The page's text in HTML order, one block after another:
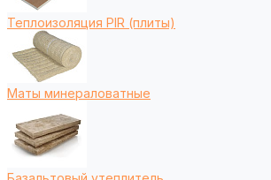
Теплоизоляция PIR (плиты)
Маты минераловатные